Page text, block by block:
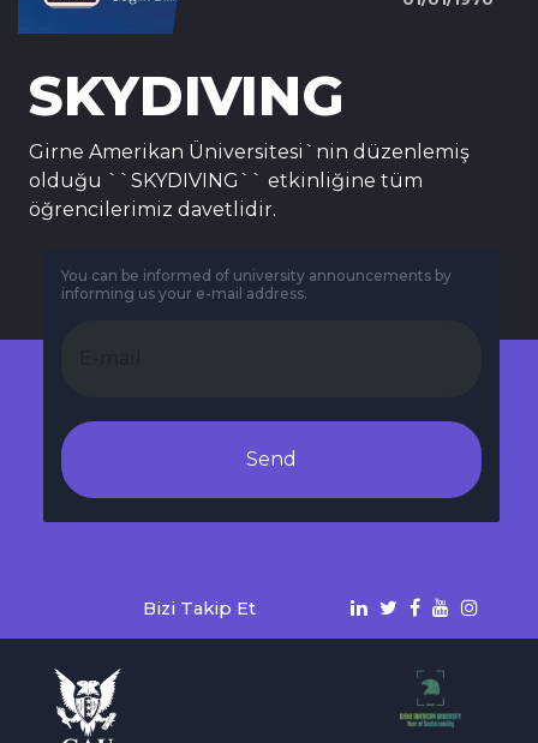
SKYDIVING
Girne Amerikan Üniversitesi`nin düzenlemiş
olduğu ``SKYDIVING`` etkinliğine tüm
öğrencilerimiz davetlidir.
You can be informed of university announcements by
informing us your e-mail address.
Send
Bizi Takip Et